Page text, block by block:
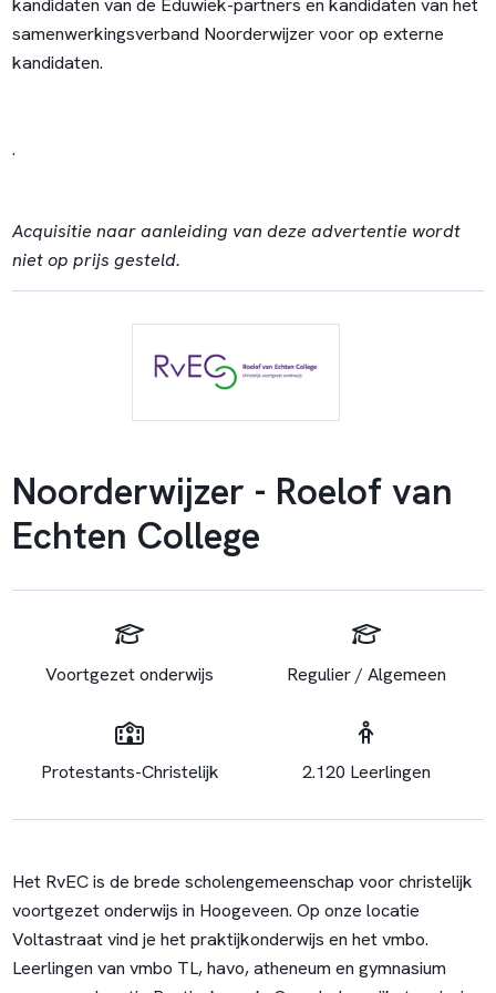
kandidaten van de Eduwiek-partners en kandidaten van het
samenwerkingsverband Noorderwijzer voor op externe
kandidaten.
.
Acquisitie naar aanleiding van deze advertentie wordt
niet op prijs gesteld.
Noorderwijzer - Roelof van
Echten College
Voortgezet onderwijs Regulier / Algemeen
Protestants-Christelijk 2.120 Leerlingen
Het RvEC is de brede scholengemeenschap voor christelijk
voortgezet onderwijs in Hoogeveen. Op onze locatie
Voltastraat vind je het praktijkonderwijs en het vmbo.
Leerlingen van vmbo TL, havo, atheneum en gymnasium